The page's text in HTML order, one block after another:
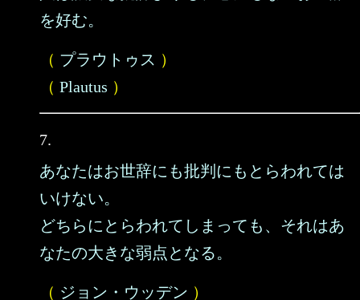
を好む。
（ プラウトゥス ）
（ Plautus ）
7.
あなたはお世辞にも批判にもとらわれては
いけない。
どちらにとらわれてしまっても、それはあ
なたの大きな弱点となる。
（ ジョン・ウッデン ）